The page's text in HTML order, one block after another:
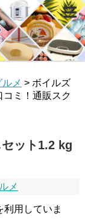
メ > ボイルズ
コミ！通販スク
ット1.2 kg
メ
利用していま